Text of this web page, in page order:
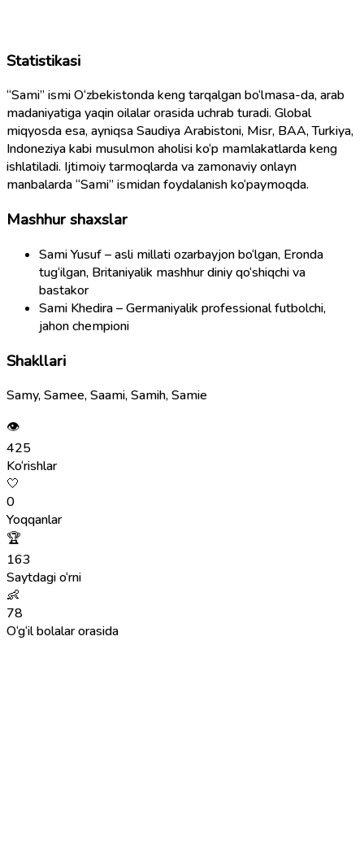
Statistikasi
“Sami” ismi O‘zbekistonda keng tarqalgan bo‘lmasa-da, arab
madaniyatiga yaqin oilalar orasida uchrab turadi. Global
miqyosda esa, ayniqsa Saudiya Arabistoni, Misr, BAA, Turkiya,
Indoneziya kabi musulmon aholisi ko‘p mamlakatlarda keng
ishlatiladi. Ijtimoiy tarmoqlarda va zamonaviy onlayn
manbalarda “Sami” ismidan foydalanish ko‘paymoqda.
Mashhur shaxslar
Sami Yusuf – asli millati ozarbayjon bo‘lgan, Eronda
tug‘ilgan, Britaniyalik mashhur diniy qo‘shiqchi va
bastakor
Sami Khedira – Germaniyalik professional futbolchi,
jahon chempioni
Shakllari
Samy, Samee, Saami, Samih, Samie
👁
425
Ko‘rishlar
🤍
0
Yoqqanlar
🏆
163
Saytdagi o‘rni
👶
78
O‘g‘il bolalar orasida